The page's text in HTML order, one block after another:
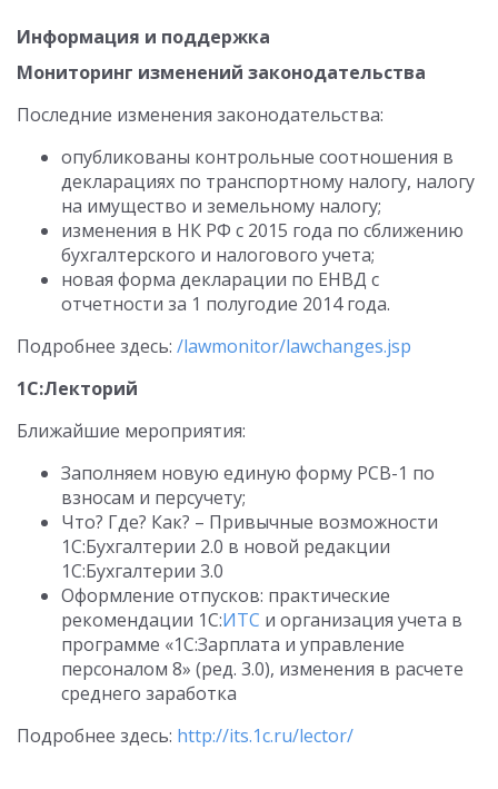
Информация и поддержка
Мониторинг изменений законодательства
Последние изменения законодательства:
опубликованы контрольные соотношения в
декларациях по транспортному налогу, налогу
на имущество и земельному налогу;
изменения в НК РФ с 2015 года по сближению
бухгалтерского и налогового учета;
новая форма декларации по ЕНВД с
отчетности за 1 полугодие 2014 года.
Подробнее здесь: /lawmonitor/lawchanges.jsp
1С:Лекторий
Ближайшие мероприятия:
Заполняем новую единую форму РСВ-1 по
взносам и персучету;
Что? Где? Как? – Привычные возможности
1С:Бухгалтерии 2.0 в новой редакции
1С:Бухгалтерии 3.0
Оформление отпусков: практические
рекомендации 1С:ИТС и организация учета в
программе «1С:Зарплата и управление
персоналом 8» (ред. 3.0), изменения в расчете
среднего заработка
Подробнее здесь: http://its.1c.ru/lector/